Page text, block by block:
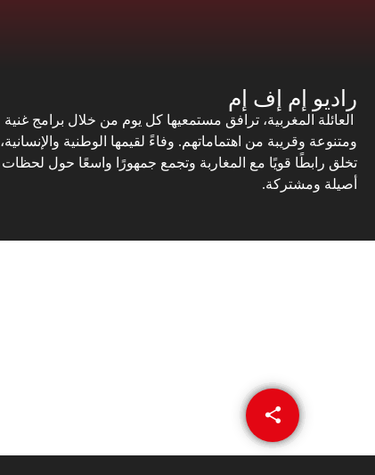
share
email
راديو إم إف إم
العائلة المغربية، ترافق مستمعيها كل يوم من خلال برامج غنية
ومتنوعة وقريبة من اهتماماتهم. وفاءً لقيمها الوطنية والإنسانية،
تخلق رابطًا قويًا مع المغاربة وتجمع جمهورًا واسعًا حول لحظات
أصيلة ومشتركة.